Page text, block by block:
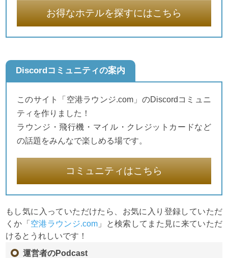
お得なホテルを探すにはこちら
Discordコミュニティの案内
このサイト「空港ラウンジ.com」のDiscordコミュニ
ティを作りました！
ラウンジ・飛行機・マイル・クレジットカードなど
の話題をみんなで楽しめる場です。
コミュニティはこちら
もし気に入っていただけたら、お気に入り登録していただ
くか「 空港ラウンジ.com 」と検索してまた見に来ていただ
けるとうれしいです！
運営者のPodcast